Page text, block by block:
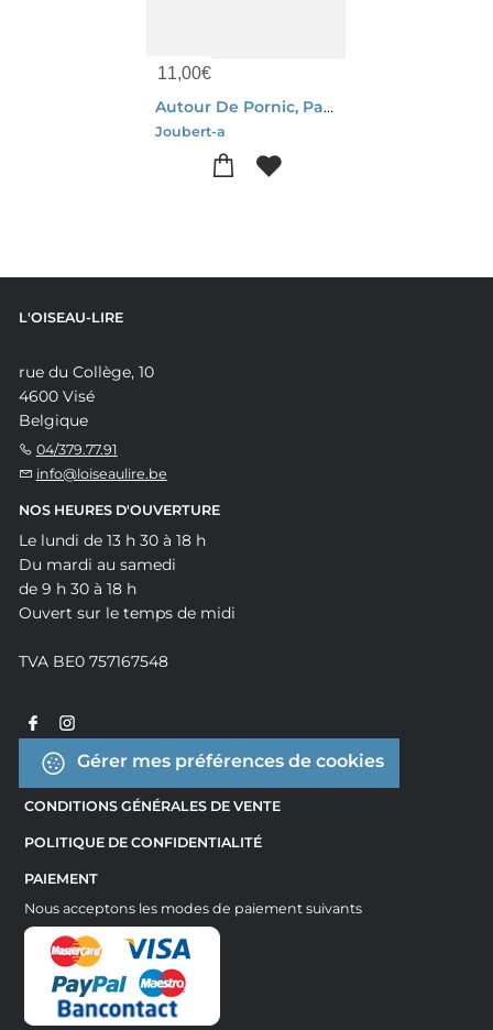
11,00€
Autour De Pornic, Paysages Et Croquis
Joubert-a
L'OISEAU-LIRE
rue du Collège, 10
4600 Visé
Belgique
04/379.77.91
info@loiseaulire.be
NOS HEURES D'OUVERTURE
Le lundi de 13 h 30 à 18 h
Du mardi au samedi
de 9 h 30 à 18 h
Ouvert sur le temps de midi
TVA BE0 757167548
Gérer mes préférences de cookies
CONDITIONS GÉNÉRALES DE VENTE
POLITIQUE DE CONFIDENTIALITÉ
PAIEMENT
Nous acceptons les modes de paiement suivants